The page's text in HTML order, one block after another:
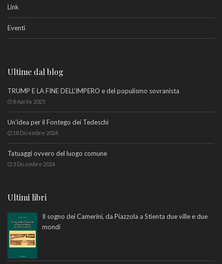
Link
Eventi
Ultime dal blog
TRUMP E LA FINE DELL’IMPERO e del populismo sovranista
8 Aprile 2025
Un’idea per il Fontego dei Tedeschi
18 Dicembre 2024
Tatuaggi ovvero del luogo comune
3 Dicembre 2024
Ultimi libri
Il sogno dei Camerini, da Piazzola a Stienta due ville e due
mondi